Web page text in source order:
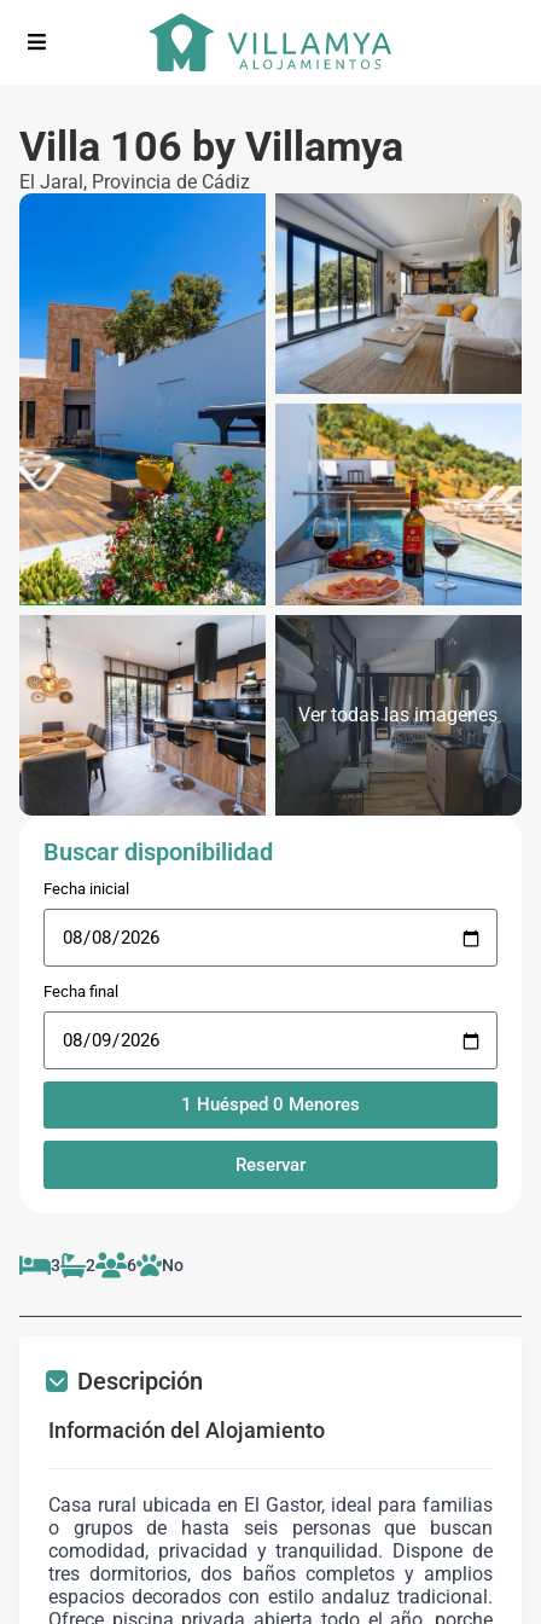
Villa 106 by Villamya
El Jaral, Provincia de Cádiz
Ver todas las imagenes
3 2 6 No
Descripción
Información del Alojamiento
Casa rural ubicada en El Gastor, ideal para familias
o grupos de hasta seis personas que buscan
comodidad, privacidad y tranquilidad. Dispone de
tres dormitorios, dos baños completos y amplios
espacios decorados con estilo andaluz tradicional.
Buscar disponibilidad
Fecha inicial
Fecha final
1 Huésped 0 Menores
Reservar